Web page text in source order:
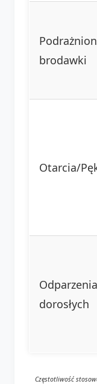
brodawki
Otarcia/
dorosłych
Częstotliwość